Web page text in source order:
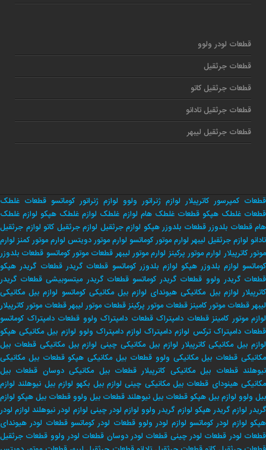
قطعات لودر ولوو
قطعات جرثقیل
قطعات جرثقیل کاتو
قطعات جرثقیل تادانو
قطعات جرثقیل لیبهر
قطعات کمپرسور کاترپیلار لوازم ژنراتور ولوو لوازم ژنراتور کوماتسو قطعات غلطک
قطعات غلطک هپکو قطعات غلطک هام لوازم غلطک لوازم غلطک هپکو لوازم غلطک
هام قطعات بلدوزر قطعات بلدوزر هپکو لوازم جرثقیل لوازم جرثقیل کاتو لوازم جرثقیل
تادانو لوازم جرثقیل لیبهر لوارم موتور کوماتسو لوارم موتور دویتس لوارم موتور کمنز لوارم
موتور کاترپیلار لوارم موتور پرکینز لوارم موتور لیبهر قطعات موتور کوماتسو قطعات بلدوزر
کوماتسو لوازم بلدوزر هپکو لوازم بلدوزر کوماتسو قطعات گریدر قطعات گریدر هپکو
قطعات گریدر ولوو قطعات گریدر کوماتسو قطعات گریدر میتسوبیشی قطعات گریدر
کاترپیلار لوازم بیل مکانیکی هیوندای لوازم بیل مکانیکی کوماتسو لوازم بیل مکانیکی
لیبهرقطعات موتور کامینزقطعات موتور پرکینزقطعات موتور لیبهرقطعات موتور کاترپیلار
لوازم موتور کامینز قطعات دامپتراک قطعات دامپتراک ولوو قطعات دامپتراک کوماتسو
قطعات دامپتراک ترکس لوازم دامپتراک لوازم دامپتراک ولوو لوازم بیل مکانیکی هپکو
لوازم بیل مکانیکی کاترپیلار لوازم بیل مکانیکی چینی لوازم بیل مکانیکی قطعات بیل
مکانیکی قطعات بیل مکانیکی ولوو قطعات بیل مکانیکی هپکو قطعات بیل مکانیکی
نیوهلند قطعات بیل مکانیکی کاترپیلار قطعات بیل مکانیکی دوسان قطعات بیل
مکانیکی هینودای قطعات بیل مکانیکی چینی لوازم بیل بکهو لوازم بیل نیوهلند لوازم
بیل ولوو لوازم بیل هپکوقطعات بیل نیوهلندقطعات بیل ولووقطعات بیل هپکو لوازم
گریدر لوازم گریدر هپکو لوازم گریدر ولوو لوازم لودر چینی لوازم لودر نیوهلند لوازم لودر
هپکو لوازم لودر کوماتسو لوازم لودر ولوو قطعات لودر کوماتسو قطعات لودر هیوندای
قطعات لودر قطعات لودر چینی قطعات لودر دوسان قطعات لودر ولوو قطعات جرثقیل